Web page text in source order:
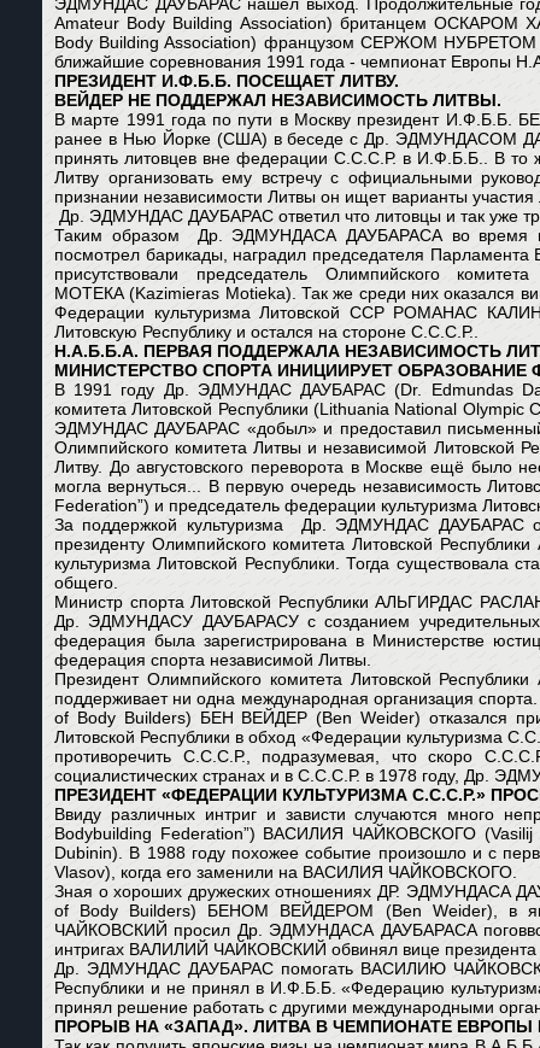
Amateur Body Building Association) британцем ОСКАРОМ
Body Building Association) французом СЕРЖОМ НУБРЕТОМ
ближайшие соревнования 1991 года - чемпионат Европы
ПРЕЗИДЕНТ И.Ф.Б.Б. ПОСЕЩАЕТ ЛИТВУ.
ВЕЙДЕР НЕ ПОДДЕРЖАЛ НЕЗАВИСИМОСТЬ ЛИТВЫ.
В марте 1991 года по пути в Москву президент И.Ф.Б.Б.
ранее в Нью Йорке (США) в беседе с Др. ЭДМУНДАСОМ
принять литовцев вне федерации С.С.С.Р. в И.Ф.Б.Б.. В
Литву организовать ему встречу с официальными
признании независимости Литвы он ищет варианты
Др. ЭДМУНДАС ДАУБАРАС ответил что литовцы и так уже
Таким образом Др. ЭДМУНДАСА ДАУБАРАСА во время
посмотрел барикады, наградил председателя
присутствовали председатель Олимпийского
МОТЕКА (Kazimieras Motieka). Так жe среди них оказался
Федерации культуризма Литовской ССР РОМАНАС
Литовскую Республику и остался на стороне С.С.С.Р..
Н.А.Б.Б.А. ПЕРВАЯ ПОДДЕРЖАЛА НЕЗАВИСИМОСТЬ
МИНИСТЕРСТВО СПОРТА ИНИЦИИРУЕТ ОБРАЗОВАНИЕ
В 1991 году Др. ЭДМУНДАС ДАУБАРАС (Dr. Edmundas
комитета Литовской Республики (Lithuania National
ЭДМУНДАС ДАУБАРАС «добыл» и предоставил
Олимпийского комитета Литвы и независимой Литовской
Литву. До августовского переворота в Москве ещё было
могла вернуться... В первую очередь независимость
Federation”) и председатель федерации культуризма
За поддержкой культуризма Др. ЭДМУНДАС ДАУБАРАС
президенту Олимпийского комитета Литовской
культуризма Литовской Республики. Тогда
общего.
Министр спорта Литовской Республики АЛЬГИРДАС
Др. ЭДМУНДАСУ ДАУБАРАСУ с созданием
федерация была зарегистрирована в Министерстве
федерация спорта независимой Литвы.
Президент Олимпийского комитета Литовской
поддерживает ни одна международная организация
of Body Builders) БЕН ВЕЙДЕР (Ben Weider) отказался
Литовской Республики в обход «Федерации культуризма
противоречить С.С.С.Р., подразумевая, что скоро
социалистических странах и в С.С.С.Р. в 1978 году, Др.
ПРЕЗИДЕНТ «ФЕДЕРАЦИИ КУЛЬТУРИЗМА С.С.С.Р.»
Ввиду различных интриг и зависти случаются много
Bodybuilding Federation”) ВАСИЛИЯ ЧАЙКОВСКОГО (Vasilij
Dubinin). В 1988 году похожее событие произошло и с
Vlasov), когда его заменили на ВАСИЛИЯ ЧАЙКОВСКОГО.
Зная о хороших дружеских отношениях ДР. ЭДМУНДАСА
of Body Builders) БЕНОМ ВЕЙДЕРОМ (Ben Weider), в
ЧАЙКОВСКИЙ просил Др. ЭДМУНДАСА ДАУБАРАСА
интригах ВАЛИЛИЙ ЧАЙКОВСКИЙ обвинял вице
Др. ЭДМУНДАС ДАУБАРАС помогать ВАСИЛИЮ
Республики и не принял в И.Ф.Б.Б. «Федерацию
принял решение работать с другими международными
ПРОРЫВ НА «ЗАПАД». ЛИТВА В ЧЕМПИОНАТЕ ЕВРОПЫ